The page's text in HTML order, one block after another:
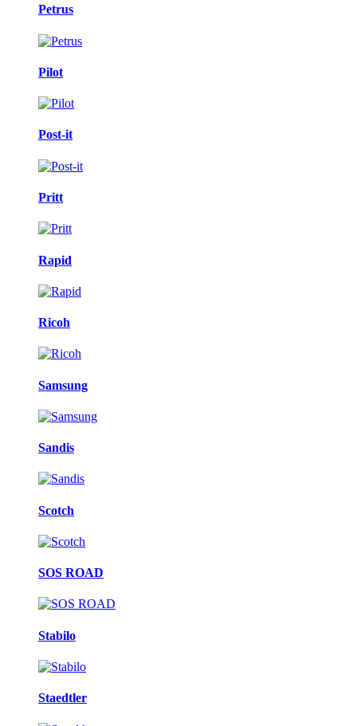
Petrus
Pilot
Post-it
Pritt
Rapid
Ricoh
Samsung
Sandis
Scotch
SOS ROAD
Stabilo
Staedtler